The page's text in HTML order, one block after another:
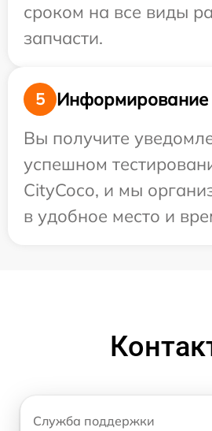
сроком на все виды
запчасти.
5
Информирование
Вы получите
успешном
CityCoco, и мы
в удобное место и
Служба поддержки